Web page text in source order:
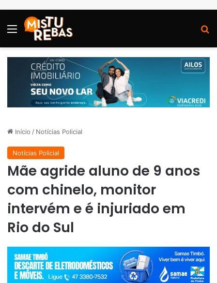
Menu
Início / Notícias Policial
Notícias Policial
Mãe agride aluno de 9 anos
com chinelo, monitor
intervém e é injuriado em
Rio do Sul